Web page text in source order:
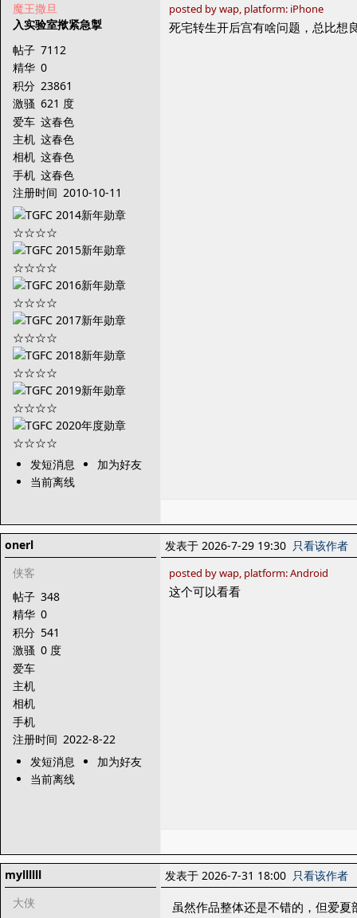
魔王撒旦
入实验室揿紧急掣
帖子 7112
精华 0
积分 23861
激骚 621 度
爱车 这春色
主机 这春色
相机 这春色
手机 这春色
注册时间 2010-10-11
发短消息
加为好友
当前离线
posted by wap, platform: iPhone
死宅转生开后宫有啥问题，总比想
onerl
侠客
帖子 348
精华 0
积分 541
激骚 0 度
爱车
主机
相机
手机
注册时间 2022-8-22
发短消息
加为好友
当前离线
发表于 2026-7-29 19:30 只看该作者
posted by wap, platform: Android
这个可以看看
myllllll
大侠
发表于 2026-7-31 18:00 只看该作者
虽然作品整体还是不错的，但爱